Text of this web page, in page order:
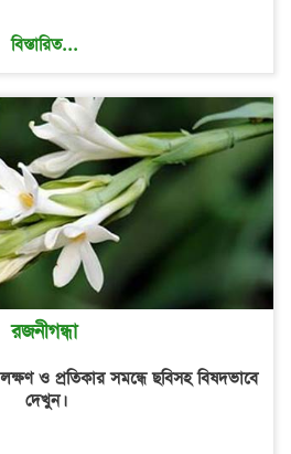
বিস্তারিত...
রজনীগন্ধা
ও প্রতিকার সমন্ধে ছবিসহ বিষদভাবে
দেখুন।